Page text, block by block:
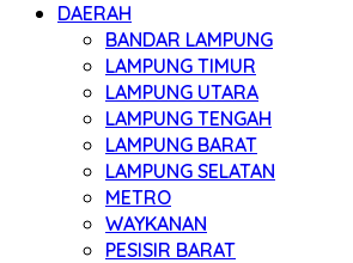
DAERAH
BANDAR LAMPUNG
LAMPUNG TIMUR
LAMPUNG UTARA
LAMPUNG TENGAH
LAMPUNG BARAT
LAMPUNG SELATAN
METRO
WAYKANAN
PESISIR BARAT